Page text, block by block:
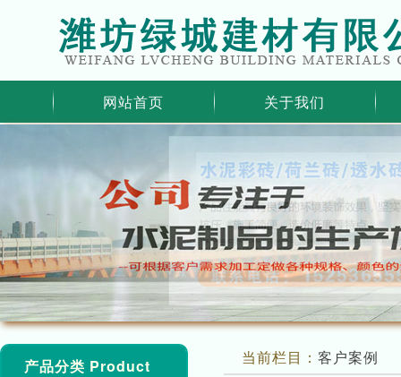
网站首页 关于我们
产品分类 Product 当前栏目： 客户案例